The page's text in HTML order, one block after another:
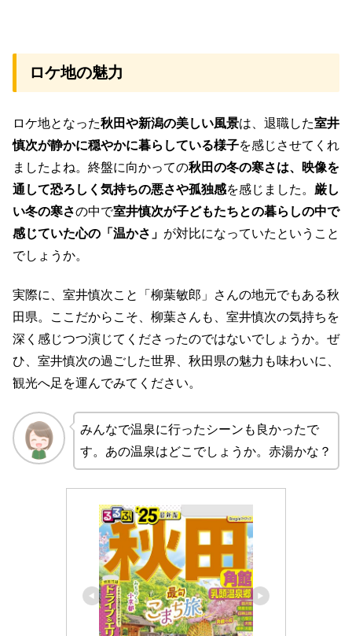
ロケ地の魅力
ロケ地となった秋田や新潟の美しい風景は、退職した室井
慎次が静かに穏やかに暮らしている様子を感じさせてくれ
ましたよね。終盤に向かっての秋田の冬の寒さは、映像を
通して恐ろしく気持ちの悪さや孤独感を感じました。 厳し
い冬の寒さの中で室井慎次が子どもたちとの暮らしの中で
感じていた心の「温かさ」 が対比になっていたということ
でしょうか。
実際に、室井慎次こと「柳葉敏郎」さんの地元でもある秋
田県。ここだからこそ、柳葉さんも、室井慎次の気持ちを
深く感じつつ演じてくださったのではないでしょうか。ぜ
ひ、室井慎次の過ごした世界、秋田県の魅力も味わいに、
観光へ足を運んでみてください。
みんなで温泉に行ったシーンも良かったで
す。あの温泉はどこでしょうか。赤湯かな？